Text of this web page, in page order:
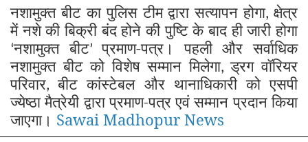
नशामुक्त बीट का पुलिस टीम द्वारा सत्यापन होगा, क्षेत्र
में नशे की बिक्री बंद होने की पुष्टि के बाद ही जारी होगा
‘नशामुक्त बीट’प्रमाण-पत्र। पहली और सर्वाधिक
नशामुक्त बीट को विशेष सम्मान मिलेगा,ड्रग वॉरियर
परिवार,बीट कांस्टेबल और थानाधिकारी को एसपी
ज्येष्ठा मैत्रेयी द्वारा प्रमाण-पत्र एवं सम्मान प्रदान किया
जाएगा। Sawai Madhopur News